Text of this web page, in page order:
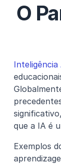
O
que a IA é
Exemplos